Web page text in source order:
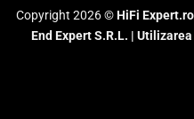
Copyright 2026 ©HiFi
End Expert S.R.L. |